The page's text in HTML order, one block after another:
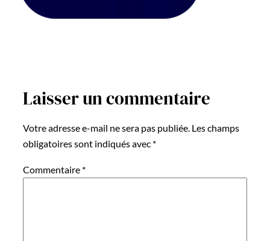
Laisser un commentaire
Votre adresse e-mail ne sera pas publiée. Les champs
obligatoires sont indiqués avec *
Commentaire *